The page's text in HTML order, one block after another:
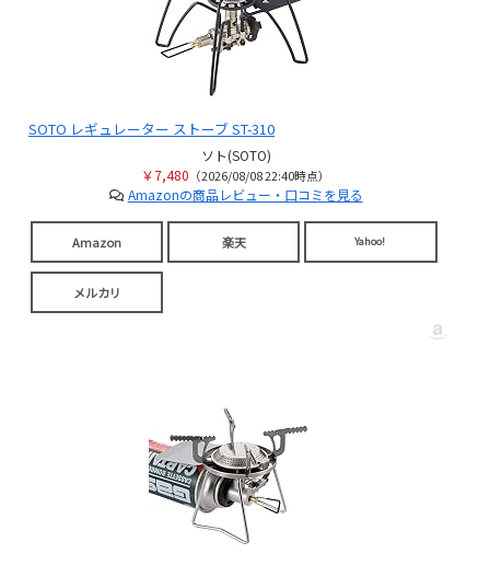
SOTO レギュレーター ストーブ ST-310
ソト(SOTO)
￥7,480 （2026/08/08 22:40時点）
Amazonの商品レビュー・口コミを見る
Amazon 楽天 Yahoo!
メルカリ